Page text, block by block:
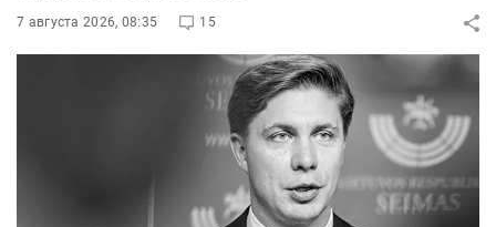
7 августа 2026, 08:35 15